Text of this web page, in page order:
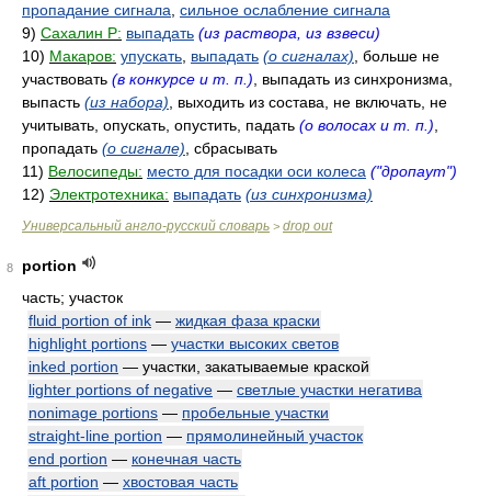
пропадание сигнала сильное ослабление сигнала
9) Сахалин Р: выпадать (из раствора, из взвеси)
10) Макаров: упускать выпадать (о сигналах) , больше не
участвовать (в конкурсе и т. п.) , выпадать из синхронизма,
выпасть (из набора) , выходить из состава, не включать, не
учитывать, опускать, опустить, падать (о волосах и т. п.)
пропадать (о сигнале) , сбрасывать
11) Велосипеды: место для посадки оси колеса ("дропаут")
12) Электротехника: выпадать (из синхронизма)
Универсальный англо-русский словарь > drop out
8
portion
часть; участок
fluid portion of ink — жидкая фаза краски
highlight portions — участки высоких светов
inked portion — участки, закатываемые краской
lighter portions of negative — светлые участки негатива
nonimage portions — пробельные участки
straight-line portion — прямолинейный участок
end portion — конечная часть
aft portion — хвостовая часть